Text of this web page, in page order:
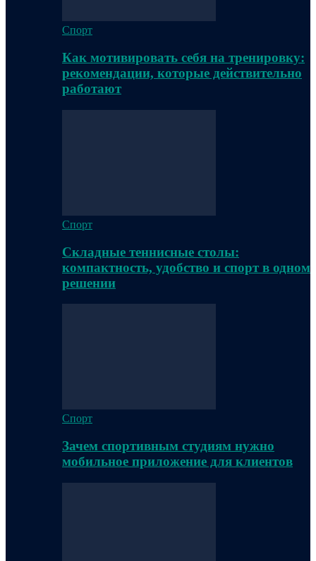
Спорт
Как мотивировать себя на тренировку:
рекомендации, которые действительно
работают
Спорт
Складные теннисные столы:
компактность, удобство и спорт в одном
решении
Спорт
Зачем спортивным студиям нужно
мобильное приложение для клиентов